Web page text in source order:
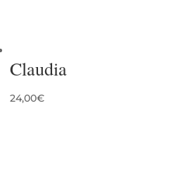
Claudia
24,00€